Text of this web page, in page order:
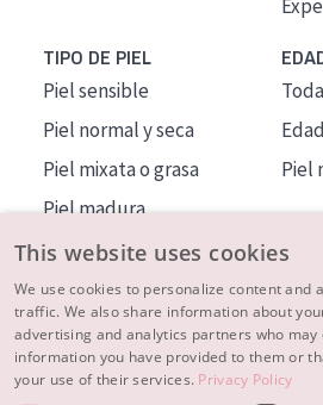
TIPO DE PIEL
Piel sensible
Piel normal y seca
Piel mixata o grasa
Piel madura
Piel expuesta al sol
Piel menopáusica
Piel
MÁS SOBRE NOSOTROS
INSPIRACIÓN
This website uses cookies
We use cookies to personalize content and
traffic. We also share information about
advertising and analytics partners who
information you have provided to them or
your use of their services. Privacy Policy